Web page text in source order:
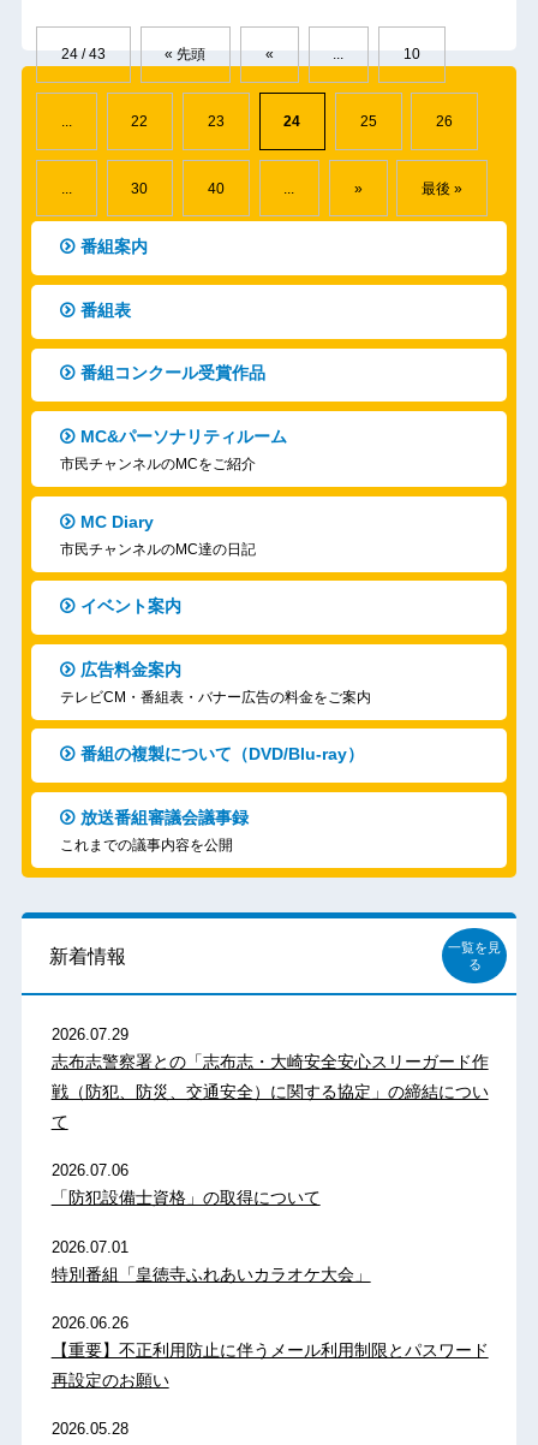
24 / 43 « 先頭 « ... 10
... 22 23 24 25 26
30 40 » 最後 »
番組案内
番組表
番組コンクール受賞作品
MC&パーソナリティルーム
市民チャンネルのMCをご紹介
MC Diary
市民チャンネルのMC達の日記
イベント案内
広告料金案内
テレビCM・番組表・バナー広告の料金をご案内
番組の複製について（DVD/Blu-ray）
放送番組審議会議事録
これまでの議事内容を公開
新着情報
一覧を見
る
2026.07.29
志布志警察署との「志布志・大崎安全安心スリーガード作
戦（防犯、防災、交通安全）に関する協定」の締結につい
て
2026.07.06
「防犯設備士資格」の取得について
2026.07.01
特別番組「皇徳寺ふれあいカラオケ大会」
2026.06.26
【重要】不正利用防止に伴うメール利用制限とパスワード
再設定のお願い
2026.05.28